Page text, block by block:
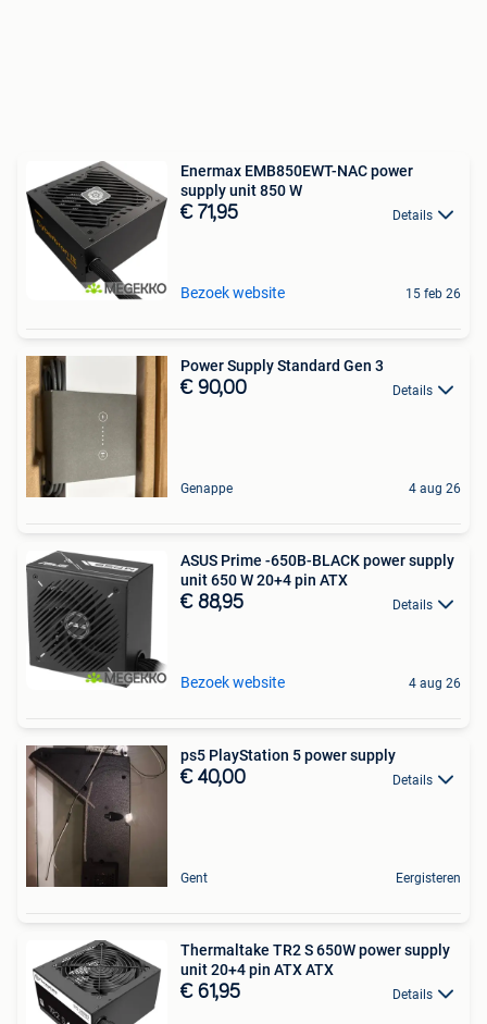
Enermax EMB850EWT-NAC power
supply unit 850 W
€ 71,95 Details
Bezoek website 15 feb 26
Power Supply Standard Gen 3
€ 90,00 Details
Genappe 4 aug 26
ASUS Prime -650B-BLACK power supply
unit 650 W 20+4 pin ATX
€ 88,95 Details
Bezoek website 4 aug 26
ps5 PlayStation 5 power supply
€ 40,00 Details
Gent Eergisteren
Thermaltake TR2 S 650W power supply
unit 20+4 pin ATX ATX
€ 61,95 Details